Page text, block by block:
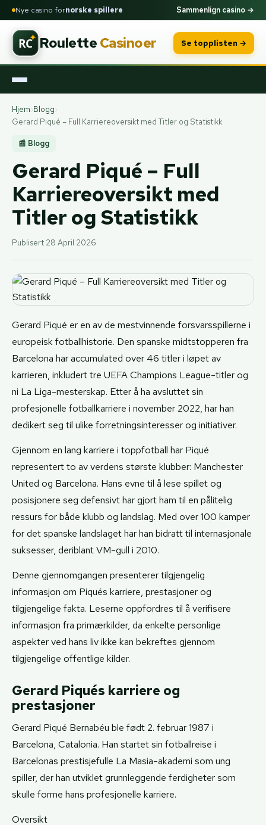
Nye casino fornorske spillere Sammenlign casino →
Roulette Casinoer Se topplisten →
Hjem›Blogg›
Gerard Piqué – Full Karriereoversikt med Titler og Statistikk
📰 Blogg
Gerard Piqué – Full
Karriereoversikt med
Titler og Statistikk
Publisert 28 April 2026
Gerard Piqué er en av de mestvinnende forsvarsspillerne i
europeisk fotballhistorie. Den spanske midtstopperen fra
Barcelona har accumulated over 46 titler i løpet av
karrieren, inkludert tre UEFA Champions League-titler og
ni La Liga-mesterskap. Etter å ha avsluttet sin
profesjonelle fotballkarriere i november 2022, har han
dedikert seg til ulike forretningsinteresser og initiativer.
Gjennom en lang karriere i toppfotball har Piqué
representert to av verdens største klubber: Manchester
United og Barcelona. Hans evne til å lese spillet og
posisjonere seg defensivt har gjort ham til en pålitelig
ressurs for både klubb og landslag. Med over 100 kamper
for det spanske landslaget har han bidratt til internasjonale
suksesser, deriblant VM-gull i 2010.
Denne gjennomgangen presenterer tilgjengelig
informasjon om Piqués karriere, prestasjoner og
tilgjengelige fakta. Leserne oppfordres til å verifisere
informasjon fra primærkilder, da enkelte personlige
aspekter ved hans liv ikke kan bekreftes gjennom
tilgjengelige offentlige kilder.
Gerard Piqués karriere og
prestasjoner
Gerard Piqué Bernabéu ble født 2. februar 1987 i
Barcelona, Catalonia. Han startet sin fotballreise i
Barcelonas prestisjefulle La Masia-akademi som ung
spiller, der han utviklet grunnleggende ferdigheter som
skulle forme hans profesjonelle karriere.
Oversikt